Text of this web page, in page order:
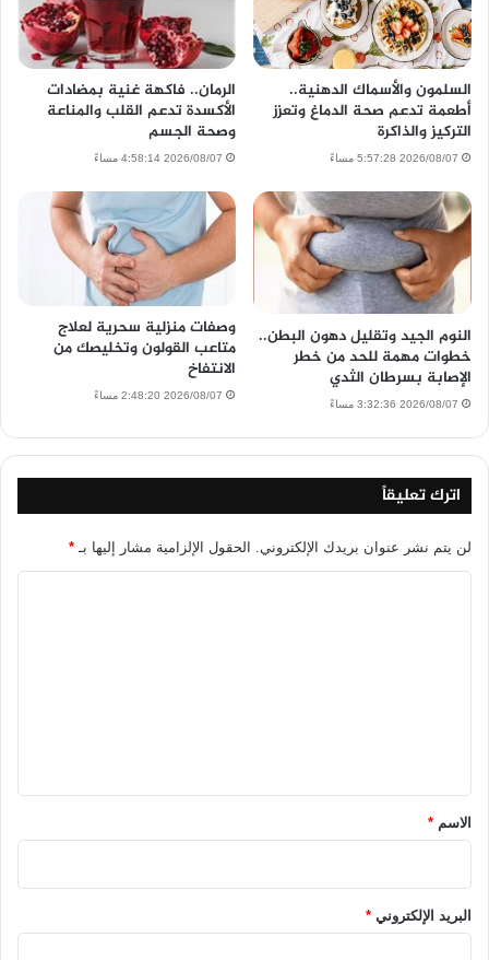
السلمون والأسماك الدهنية..
أطعمة تدعم صحة الدماغ وتعزز
التركيز والذاكرة
2026/08/07 5:57:28 مساءً
الرمان.. فاكهة غنية بمضادات
الأكسدة تدعم القلب والمناعة
وصحة الجسم
2026/08/07 4:58:14 مساءً
النوم الجيد وتقليل دهون البطن..
خطوات مهمة للحد من خطر
الإصابة بسرطان الثدي
2026/08/07 3:32:36 مساءً
وصفات منزلية سحرية لعلاج
متاعب القولون وتخليصك من
الانتفاخ
2026/08/07 2:48:20 مساءً
اترك تعليقاً
لن يتم نشر عنوان بريدك الإلكتروني. الحقول الإلزامية مشار إليها بـ *
*الاسم *
البريد الإلكتروني *